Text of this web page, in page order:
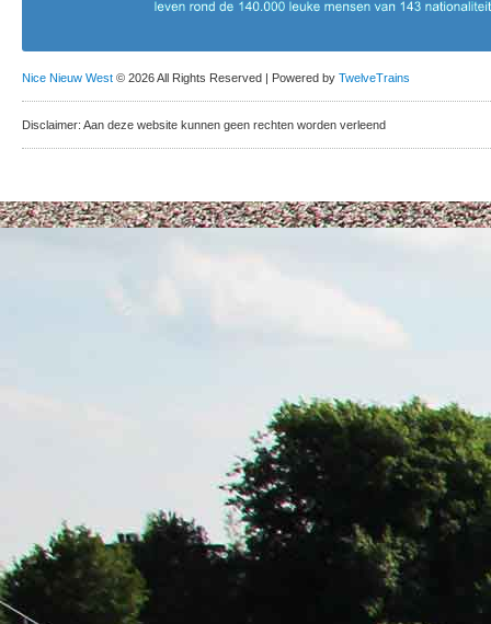
Nice Nieuw West © 2026 All Rights Reserved | Powered by TwelveTrains
Disclaimer: Aan deze website kunnen geen rechten worden verleend